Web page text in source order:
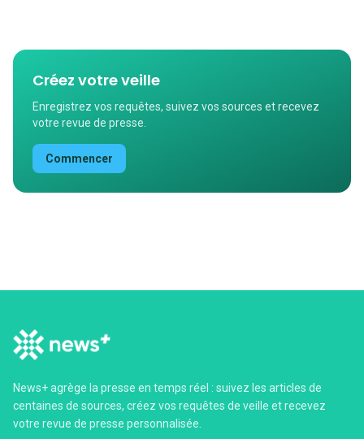
Créez votre veille
Enregistrez vos requêtes, suivez vos sources et recevez
votre revue de presse.
Commencer
News+ agrège la presse en temps réel : suivez les articles de
centaines de sources, créez vos requêtes de veille et recevez
votre revue de presse personnalisée.